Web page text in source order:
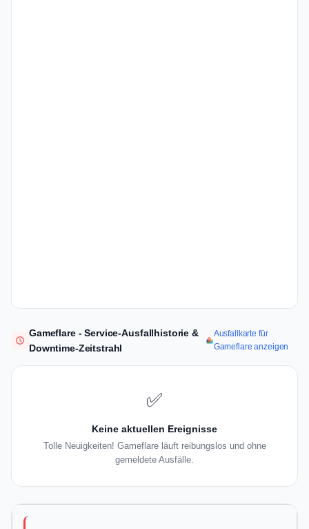
Gameflare - Service-Ausfallhistorie &
Downtime-Zeitstrahl
Ausfallkarte für
Gameflare anzeigen
✅
Keine aktuellen Ereignisse
Tolle Neuigkeiten! Gameflare läuft reibungslos und ohne
gemeldete Ausfälle.